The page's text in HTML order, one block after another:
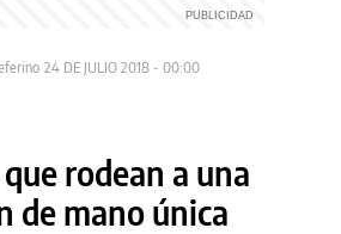
24 DE JULIO 2018 - 00:00
rodean a una
de mano única